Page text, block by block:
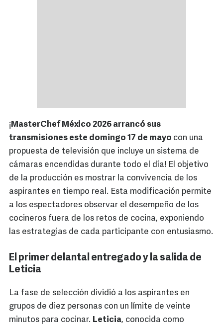
¡MasterChef México 2026 arrancó sus
transmisiones este domingo 17 de mayo con una
propuesta de televisión que incluye un sistema de
cámaras encendidas durante todo el día! El objetivo
de la producción es mostrar la convivencia de los
aspirantes en tiempo real. Esta modificación permite
a los espectadores observar el desempeño de los
cocineros fuera de los retos de cocina, exponiendo
las estrategias de cada participante con entusiasmo.
El primer delantal entregado y la salida de
Leticia
La fase de selección dividió a los aspirantes en
grupos de diez personas con un límite de veinte
minutos para cocinar. Leticia, conocida como